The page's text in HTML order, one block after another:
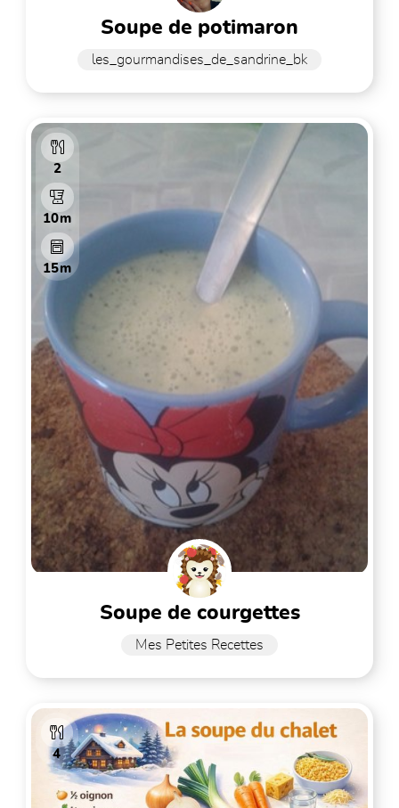
soupe de potimaron
les_gourmandises_de_sandrine_bk
2
10m
15m
soupe de courgettes
Mes Petites Recettes
4